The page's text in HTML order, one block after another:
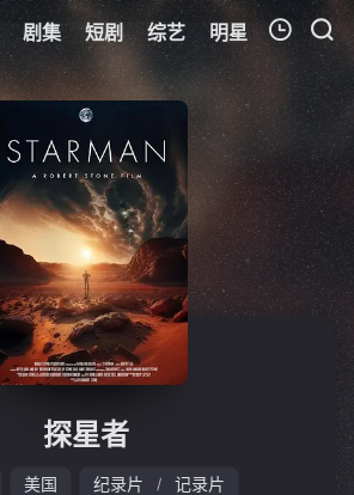
剧集 短剧 综艺 明星 周表
我的观影记录
暂无观看影片的记录
探星者
美国 纪录片 / 记录片